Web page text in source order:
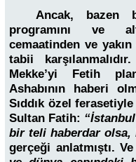
Ancak,
programını ve
cemaatinden ve
tabii
Mekke’yi Fetih
Ashabının haberi
Sıddık özel
Sultan Fatih:
bir teli haberdar olsa,
gerçeği anlatmıştı.